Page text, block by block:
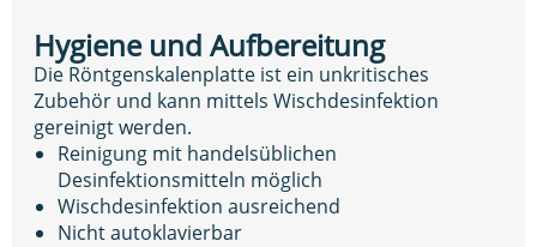
Hygiene und Aufbereitung
Die Röntgenskalenplatte ist ein unkritisches
Zubehör und kann mittels Wischdesinfektion
gereinigt werden.
Reinigung mit handelsüblichen
Desinfektionsmitteln möglich
Wischdesinfektion ausreichend
Nicht autoklavierbar